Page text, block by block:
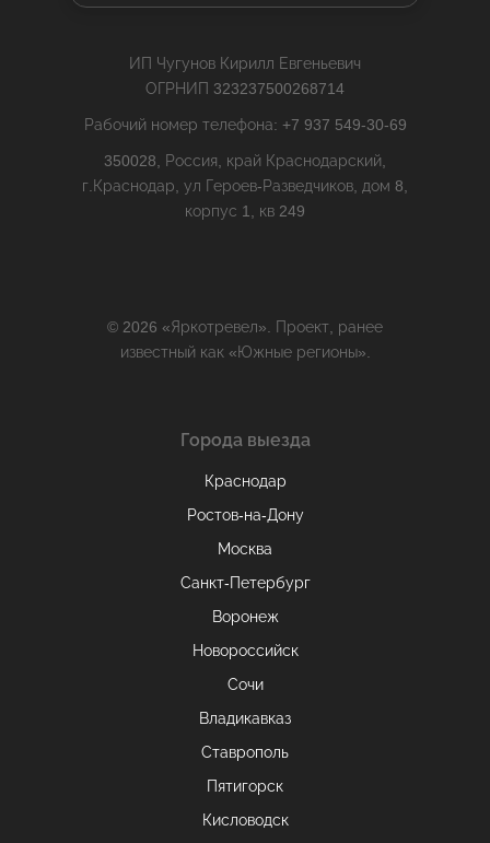
ИП Чугунов Кирилл Евгеньевич
ОГРНИП 323237500268714
Рабочий номер телефона: +7 937 549-30-69
350028, Россия, край Краснодарский,
г.Краснодар, ул Героев-Разведчиков, дом 8,
корпус 1, кв 249
© 2026 «Яркотревел». Проект, ранее
известный как «Южные регионы».
Города выезда
Краснодар
Ростов-на-Дону
Москва
Санкт-Петербург
Воронеж
Новороссийск
Сочи
Владикавказ
Ставрополь
Пятигорск
Кисловодск